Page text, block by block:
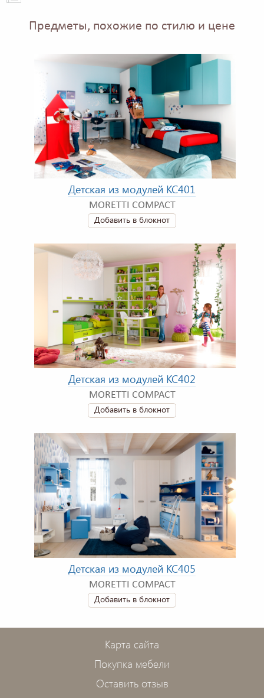
Предметы, похожие по стилю и цене
Детская из модулей KC401
MORETTI COMPACT
Добавить в блокнот
Детская из модулей KC402
MORETTI COMPACT
Добавить в блокнот
Детская из модулей KC405
MORETTI COMPACT
Добавить в блокнот
Карта сайта
Покупка мебели
Оставить отзыв